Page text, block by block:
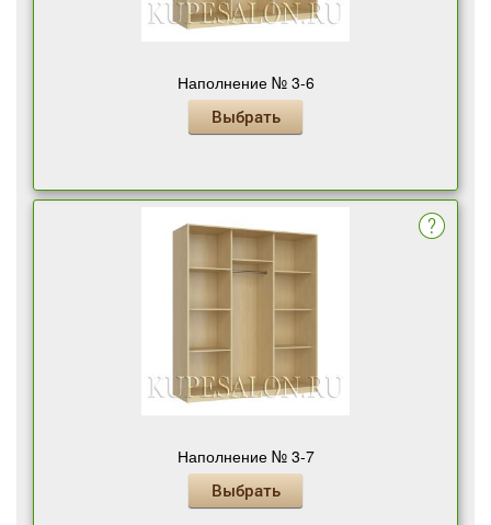
Наполнение № 3-6
Выбрать
Наполнение № 3-7
Выбрать